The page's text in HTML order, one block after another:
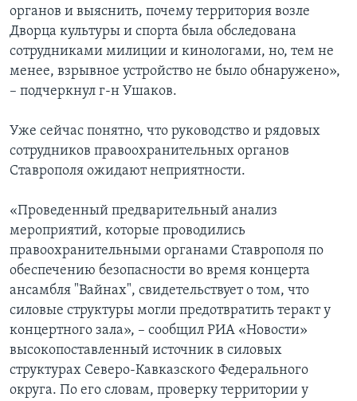
органов и выяснить, почему территория возле
Дворца культуры и спорта была обследована
сотрудниками милиции и кинологами, но, тем не
менее, взрывное устройство не было обнаружено»,
– подчеркнул г-н Ушаков.
Уже сейчас понятно, что руководство и рядовых
сотрудников правоохранительных органов
Ставрополя ожидают неприятности.
«Проведенный предварительный анализ
мероприятий, которые проводились
правоохранительными органами Ставрополя по
обеспечению безопасности во время концерта
ансамбля "Вайнах", свидетельствует о том, что
силовые структуры могли предотвратить теракт у
концертного зала», – сообщил РИА «Новости»
высокопоставленный источник в силовых
структурах Северо-Кавказского Федерального
округа. По его словам, проверку территории у